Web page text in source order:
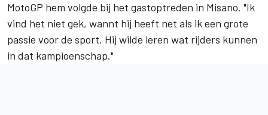
MotoGP hem volgde bij het gastoptreden in Misano. "Ik
vind het niet gek, wannt hij heeft net als ik een grote
passie voor de sport. Hij wilde leren wat rijders kunnen
in dat kampioenschap."